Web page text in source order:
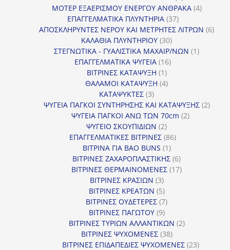
προϊόντα
ΜΟΤΕΡ ΕΞΑΕΡΙΣΜΟΥ ΕΝΕΡΓΟΥ ΑΝΘΡΑΚΑ 44
ΕΠΑΓΓΕΛΜΑΤΙΚΑ ΠΛΥΝΤΗΡΙΑ 3737
προϊόντα
ΑΠΟΣΚΛΗΡΥΝΤΕΣ ΝΕΡΟΥ ΚΑΙ ΜΕΤΡΗΤΕΣ ΛΙΤΡΩΝ 66
ΚΑΛΑΘΙΑ ΠΛΥΝΤΗΡΙΟΥ 3030
προϊόντα
ΣΤΕΓΝΩΤΙΚΑ - ΓΥΑΛΙΣΤΙΚΑ ΜΑΧΑΙΡ/ΝΩΝ 11
ΕΠΑΓΓΕΛΜΑΤΙΚΑ ΨΥΓΕΙΑ 1616
ΒΙΤΡΙΝΕΣ ΚΑΤΑΨΥΞΗ 11
προϊόν
ΘΑΛΑΜΟΙ ΚΑΤΑΨΥΞΗ 44
ΚΑΤΑΨΥΚΤΕΣ 33
προϊόντα
ΨΥΓΕΙΑ ΠΑΓΚΟΙ ΣΥΝΤΗΡΗΣΗΣ ΚΑΙ ΚΑΤΑΨΥΞΗΣ 22
ΨΥΓΕΙΑ ΠΑΓΚΟΙ ΑΝΩ ΤΩΝ 70cm 22
ΨΥΓΕΙΟ ΣΚΟΥΠΙΔΙΩΝ 22
προϊόντα
ΕΠΑΓΓΕΛΜΑΤΙΚΕΣ ΒΙΤΡΙΝΕΣ 8686
ΒΙΤΡΙΝΑ ΓΙΑ BAO BUNS 11
προϊόν
ΒΙΤΡΙΝΕΣ ΖΑΧΑΡΟΠΛΑΣΤΙΚΗΣ 66
προϊόντα
ΒΙΤΡΙΝΕΣ ΘΕΡΜΑΙΝΟΜΕΝΕΣ 1717
ΒΙΤΡΙΝΕΣ ΚΡΑΣΙΩΝ 33
προϊόντα
ΒΙΤΡΙΝΕΣ ΚΡΕΑΤΩΝ 55
προϊόντα
ΒΙΤΡΙΝΕΣ ΟΥΔΕΤΕΡΕΣ 77
ΒΙΤΡΙΝΕΣ ΠΑΓΩΤΟΥ 99
προϊόντα
ΒΙΤΡΙΝΕΣ ΤΥΡΙΩΝ ΑΛΛΑΝΤΙΚΩΝ 22
ΒΙΤΡΙΝΕΣ ΨΥΧΟΜΕΝΕΣ 3838
προϊόντα
ΒΙΤΡΙΝΕΣ ΕΠΙΔΑΠΕΔΙΕΣ ΨΥΧΟΜΕΝΕΣ 2323